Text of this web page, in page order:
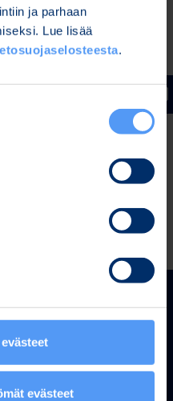
ja parhaan
Lue lisää
.
evästeet